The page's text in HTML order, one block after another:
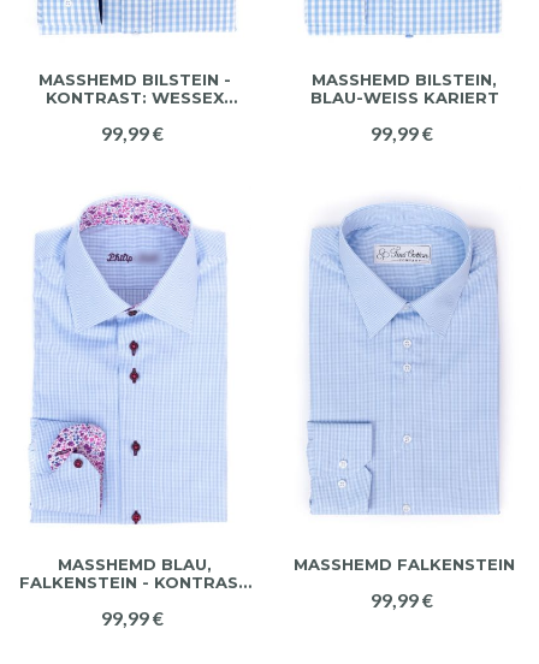
MASSHEMD BILSTEIN - K
ONTRAST: WESSEX
99,99 €
MASSHEMD BILSTEIN,
BLAU-WEISS KARIERT
99,99 €
MASSHEMD BLAU, F
ALKENSTEIN - KONTRAST
99,99 €
MASSHEMD FALKENSTEIN
99,99 €